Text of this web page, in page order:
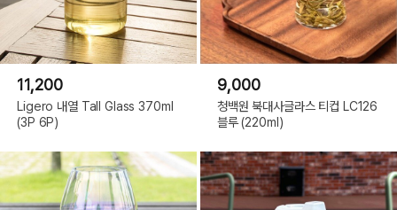
11,200
Ligero 내열 Tall Glass 370ml
(3P 6P)
9,000
청백원 북대사글라스 티컵 LC126
블루 (220ml)